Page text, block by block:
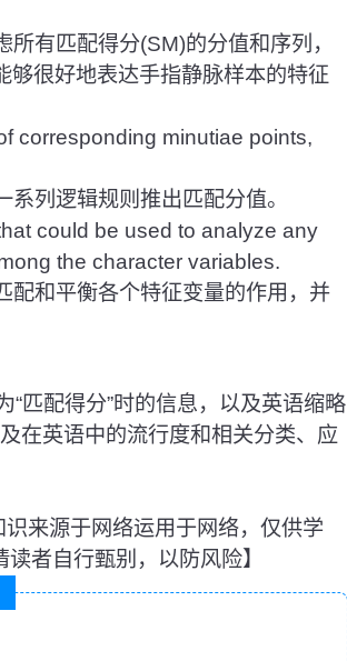
有匹配得分(SM)的分值和序列，
够很好地表达手指静脉样本的特征
corresponding minutiae points,
列逻辑规则推出匹配分值。
could be used to analyze any
the character variables.
和平衡各个特征变量的作用，并
匹配得分”时的信息，以及英语缩略
在英语中的流行度和相关分类、应
识来源于网络运用于网络，仅供学
者自行甄别，以防风险】